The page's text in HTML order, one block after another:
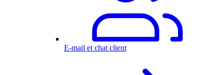
E-mail et chat client